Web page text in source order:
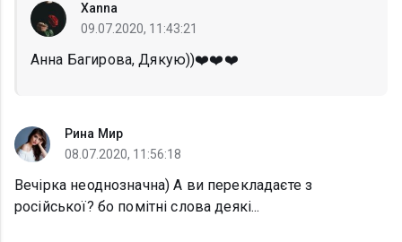
Xanna
09.07.2020, 11:43:21
Анна Багирова, Дякую))❤️❤️❤️
Рина Мир
08.07.2020, 11:56:18
Вечірка неоднозначна) А ви перекладаєте з
російської? бо помітні слова деякі...